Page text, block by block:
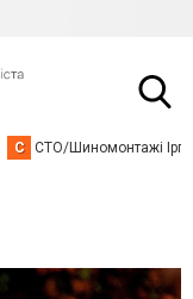
С СТО/Шиномонтажі